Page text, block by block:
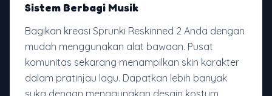
Sistem Berbagi Musik
Bagikan kreasi Sprunki Reskinned 2 Anda dengan
mudah menggunakan alat bawaan. Pusat
komunitas sekarang menampilkan skin karakter
dalam pratinjau lagu. Dapatkan lebih banyak